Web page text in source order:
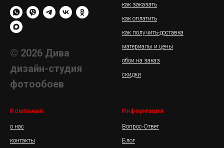
© 2026 Дива
дизайн-студия
фотообоев
как заказать
как оплатить
как получить-доставка
материалы и цены
обои на заказ
скидки
Компания
о нас
контакты
Информация
Вопрос-Ответ
Блог